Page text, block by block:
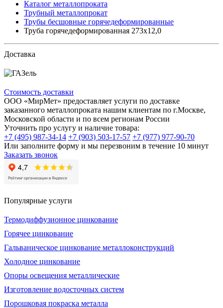
Каталог металлопроката
Трубный металлопрокат
Трубы бесшовные горячедеформированные
Труба горячедеформированная 273х12,0
Доставка
Стоимость доставки
ООО «МирМет» предоставляет услуги по доставке
заказанного металлопроката нашим клиентам по г.Москве,
Московской области и по всем регионам России
Уточнить про услугу и наличие товара:
+7 (495) 987-34-14 +7 (903) 503-17-57 +7 (977) 977-90-70
Или заполните форму и мы перезвоним в течение 10 минут
Заказать звонок
Популярные услуги
Термодиффузионное цинкование
Горячее цинкование
Гальваническое цинкование металлоконструкций
Холодное цинкование
Опоры освещения металлические
Изготовление водосточных систем
Порошковая покраска металла